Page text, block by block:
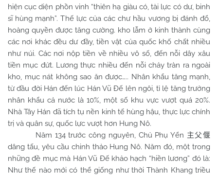
hiện cục diện phồn vinh “thiên hạ giàu có, tài lực có dư, binh
sĩ hùng mạnh”. Thế lực của các chư hầu vương bị đánh đổ,
hoàng quyền được tăng cường. kho lẫm ở kinh thành cùng
các nơi khác đều dư đầy, tiền vật của quốc khố chất nhiều
như núi. Các nơi nộp tiền về nhiều vô số, đến nỗi dây xâu
tiền mục đứt. Lương thực nhiều đến nỗi chảy tràn ra ngoài
kho, mục nát không sao ăn được….. Nhân khẩu tăng mạnh,
từ đầu đời Hán đến lúc Hán Vũ Đế lên ngôi, tỉ lệ tăng trưởng
nhân khẩu cả nước là 10%, một số khu vực vượt quá 20%.
Nhà Tây Hán đã tích tụ nền kinh tế hùng hậu, thực lực chính
trị và quân sự, quốc lực vượt hơn Hung Nô.
Năm 134 trước công nguyên, Chủ Phụ Yển 主父偃
dâng tấu, yêu cầu chinh thảo Hung Nô. Năm đó, một trong
những đề mục mà Hán Vũ Đế khảo hạch “hiền lương” đó là:
Như thế nào mới có thể giống như thời Thành Khang triều